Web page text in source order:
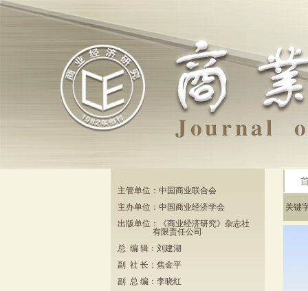
主管单位：中国商业联合会
主办单位：中国商业经济学会
出版单位：《商业经济研究》杂志社
有限责任公司
总 编 辑：刘建湖
副 社 长：焦金平
副 总 编：李晓红
关键